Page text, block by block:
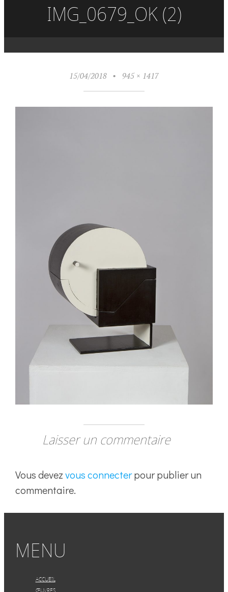
IMG_0679_OK (2)
15/04/2018 • 945 × 1417
Laisser un commentaire
Vous devezvous connecterpour publier un
commentaire.
MENU
ACCUEIL